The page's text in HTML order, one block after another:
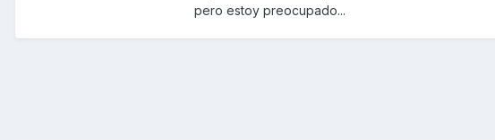
pero estoy preocupado...